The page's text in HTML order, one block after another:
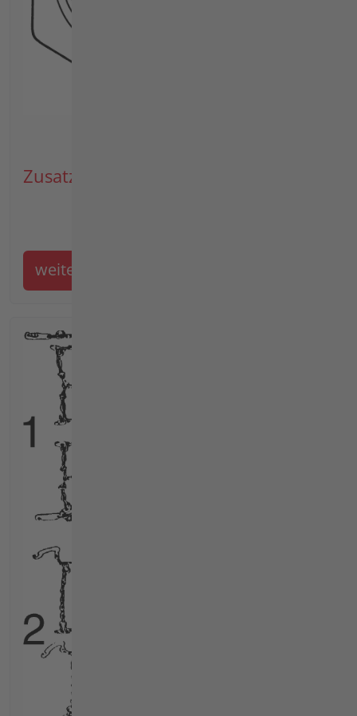
Zusatzgewicht Artikel 3646911
weiter